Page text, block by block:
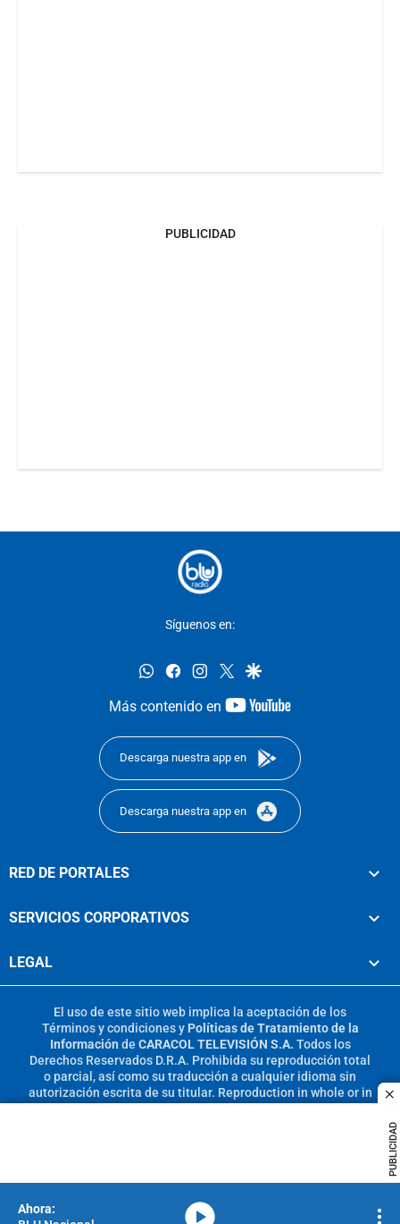
PUBLICIDAD
PUBLICIDAD
Síguenos en:
whatsappfacebookinstagram
twittergoogle
Más contenido en
youtube-
Descarga nuestra app en
Descarga nuestra app en
RED DE PORTALES
SERVICIOS CORPORATIVOS
LEGAL
El uso de este sitio web implica la aceptación de los
Términos y condicionesy Políticas de Tratamiento de la
Información de CARACOL TELEVISIÓN S.A. Todos los
Derechos Reservados D.R.A. Prohibida su reproducción total
o parcial, así como su traducción a cualquier idioma sin
autorización escrita de su titular. Reproduction in whole or in